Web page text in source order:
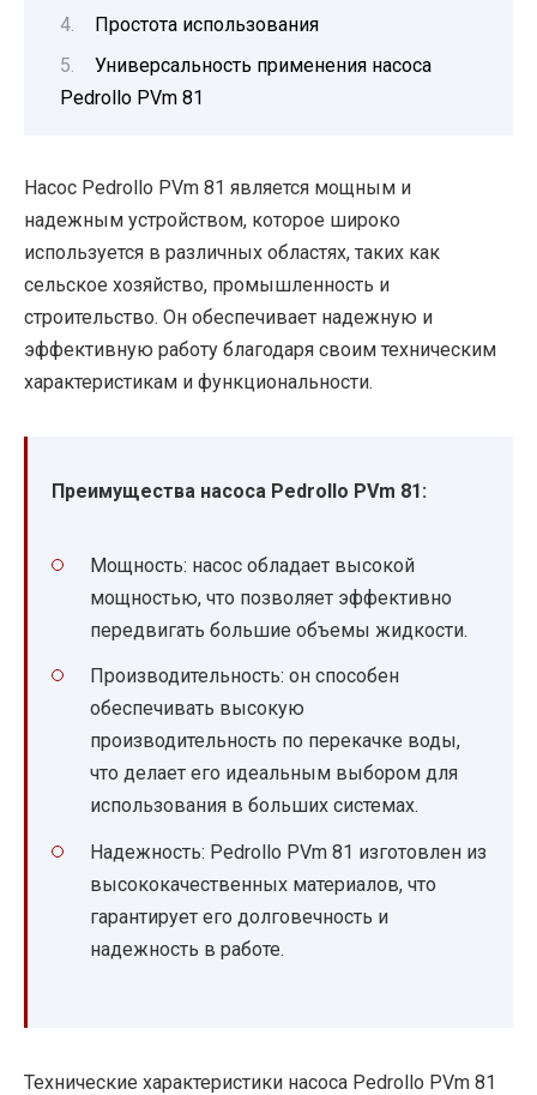
Простота использования
Универсальность применения насоса
Pedrollo PVm 81
Насос Pedrollo PVm 81 является мощным и
надежным устройством, которое широко
используется в различных областях, таких как
сельское хозяйство, промышленность и
строительство. Он обеспечивает надежную и
эффективную работу благодаря своим техническим
характеристикам и функциональности.
Преимущества насоса Pedrollo PVm 81:
Мощность: насос обладает высокой
мощностью, что позволяет эффективно
передвигать большие объемы жидкости.
Производительность: он способен
обеспечивать высокую
производительность по перекачке воды,
что делает его идеальным выбором для
использования в больших системах.
Надежность: Pedrollo PVm 81 изготовлен из
высококачественных материалов, что
гарантирует его долговечность и
надежность в работе.
Технические характеристики насоса Pedrollo PVm 81